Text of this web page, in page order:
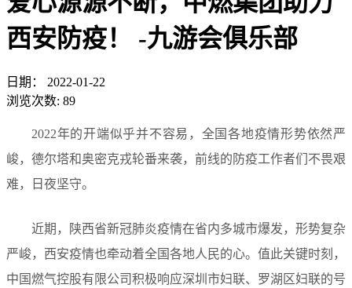
西安防疫！ -九游会俱乐部
日期：
2022-01-22
浏览次数: 89
2022年的开端似乎并不容易，全国各地疫情形势依然严
峻，德尔塔和奥密克戎轮番来袭，前线的防疫工作者们不畏艰
难，日夜坚守。
近期，陕西省新冠肺炎疫情在省内多城市爆发，形势复杂
严峻，西安疫情也牵动着全国各地人民的心。值此关键时刻，
中国燃气控股有限公司积极响应深圳市妇联、罗湖区妇联的号